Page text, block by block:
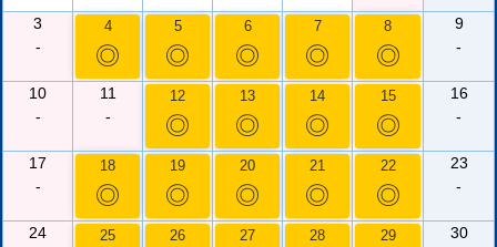
3
-
4
◎
5
◎
6
◎
7
◎
8
◎
9
-
10
-
11
-
12
◎
13
◎
14
◎
15
◎
16
-
17
-
18
◎
19
◎
20
◎
21
◎
22
◎
23
-
24
25 26 27 28 29
30